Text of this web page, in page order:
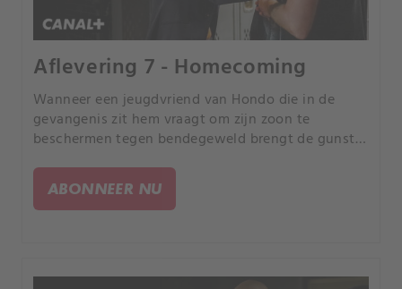
Aflevering 7 - Homecoming
Wanneer een jeugdvriend van Hondo die in de
gevangenis zit hem vraagt om zijn zoon te
beschermen tegen bendegeweld brengt de gunst
ABONNEER NU